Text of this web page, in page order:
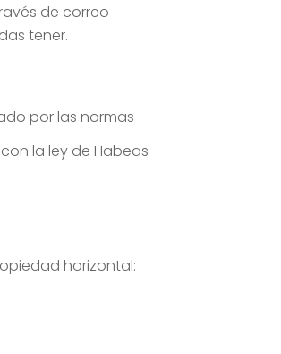
de correo
tener.
por las normas
la ley de Habeas
horizontal: